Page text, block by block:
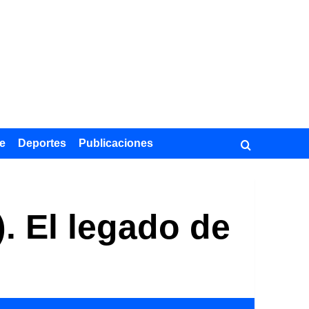
Deportes Publicaciones
El legado de